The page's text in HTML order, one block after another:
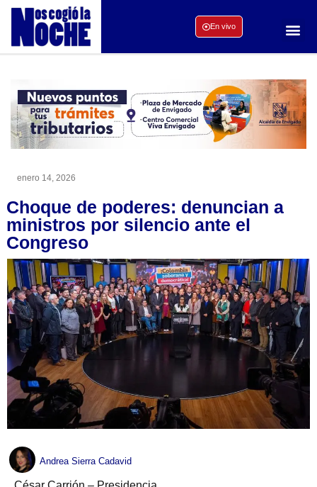
En vivo
enero 14, 2026
Choque de poderes: denuncian a
ministros por silencio ante el
Congreso
Andrea Sierra Cadavid